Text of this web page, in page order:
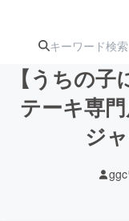
注目のリ 注
【うちの
テーキ専
ジ
ggc